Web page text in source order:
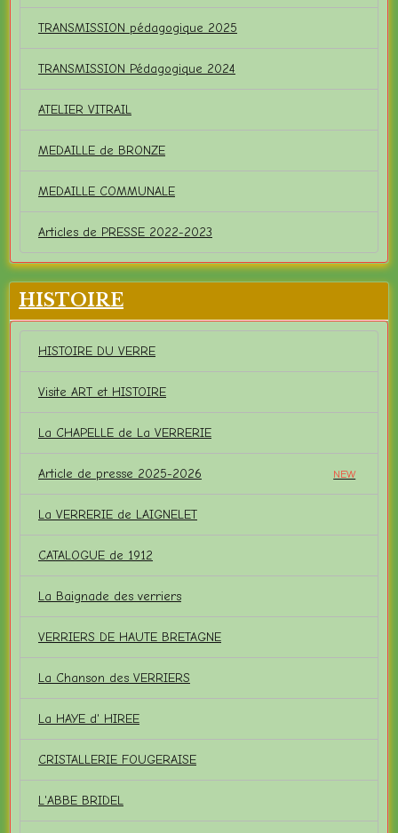
TRANSMISSION pédagogique 2025
TRANSMISSION Pédagogique 2024
ATELIER VITRAIL
MEDAILLE de BRONZE
MEDAILLE COMMUNALE
Articles de PRESSE 2022-2023
HISTOIRE
HISTOIRE DU VERRE
Visite ART et HISTOIRE
La CHAPELLE de La VERRERIE
Article de presse 2025-2026 NEW
La VERRERIE de LAIGNELET
CATALOGUE de 1912
La Baignade des verriers
VERRIERS DE HAUTE BRETAGNE
La Chanson des VERRIERS
La HAYE d' HIREE
CRISTALLERIE FOUGERAISE
L'ABBE BRIDEL